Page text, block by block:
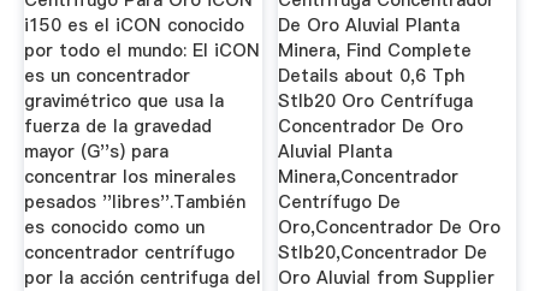
i150 es el iCON conocido
por todo el mundo: El iCON
es un concentrador
gravimétrico que usa la
fuerza de la gravedad
mayor (G''s) para
concentrar los minerales
pesados ''libres''.También
es conocido como un
concentrador centrífugo
por la acción centrifuga del
De Oro Aluvial Planta
Minera, Find Complete
Details about 0,6 Tph
Stlb20 Oro Centrífuga
Concentrador De Oro
Aluvial Planta
Minera,Concentrador
Centrífugo De
Oro,Concentrador De Oro
Stlb20,Concentrador De
Oro Aluvial from Supplier